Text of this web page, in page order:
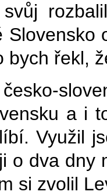
Slovensko
bych řekl,
a i
Využil
o dva dny
si zvolil